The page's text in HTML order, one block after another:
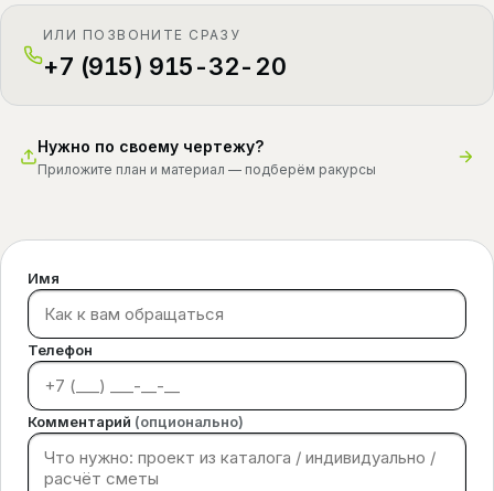
ИЛИ ПОЗВОНИТЕ СРАЗУ
+7 (915) 915-32-20
Нужно по своему чертежу?
Приложите план и материал — подберём ракурсы
Имя
Телефон
Комментарий (опционально)